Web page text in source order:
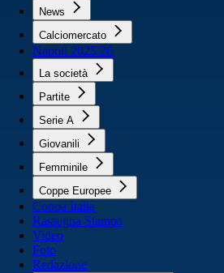
News
Calciomercato
Napoli 2025/26
La società
Partite
Serie A
Giovanili
Femminile
Coppe Europee
Coppa Italia
Rassegna Stampa
Video
Foto
Redazione